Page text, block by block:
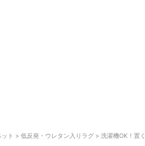
ト > 低反発・ウレタン入りラグ > 洗濯機OK！置